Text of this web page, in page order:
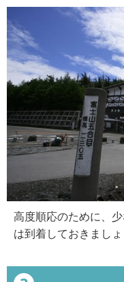
高度順応のために、
は到着しておきましょ